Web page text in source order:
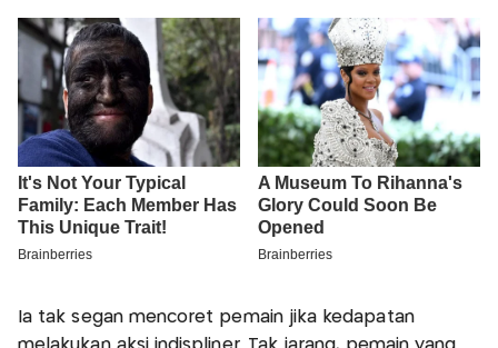
Ia tak segan mencoret pemain jika kedapatan